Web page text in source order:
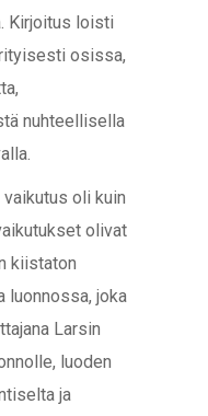
Kirjoitus loisti
osissa,
nuhteellisella
oli kuin
olivat
kiistaton
luonnossa, joka
Larsin
luoden
ja